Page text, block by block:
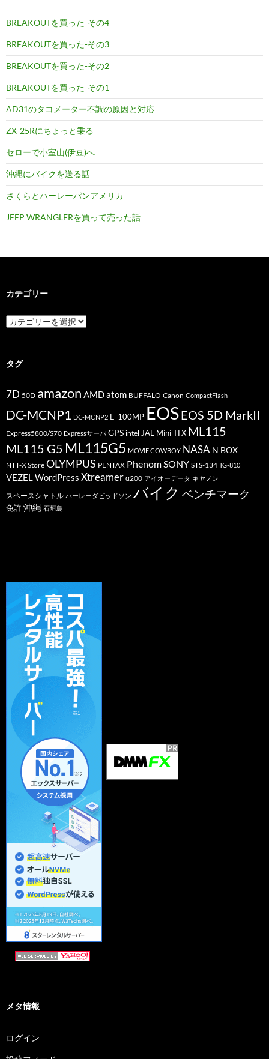
BREAKOUTを買った-その4
BREAKOUTを買った-その3
BREAKOUTを買った-その2
BREAKOUTを買った-その1
AD31のタコメーター不調の原因と対応
ZX-25Rにちょっと乗る
セローで小室山(伊豆)へ
沖縄にバイクを送る話
さくらとハーレーパンアメリカ
JEEP WRANGLERを買って売った話
カテゴリー
カ
テ
ー
タグ
7D 50D amazon AMDatom BUFFALO Canon CompactFlash
DC-MCNP1 DC-MCNP2 E-100MP EOSEOS 5D MarkII
Express5800/S70 Expressサーバ GPS intel JAL Mini-ITX ML115
ML115 G5 ML115G5 MOVIE COWBOY NASA N BOX
NTT-X Store OLYMPUS PENTAX PhenomSONY STS-134 TG-810
VEZELWordPress Xtreamer α200 アイオーデータ キヤノン
スペースシャトル ハーレーダビッドソン バイク ベンチマーク
免許沖縄 石垣島
メタ情報
ログイン